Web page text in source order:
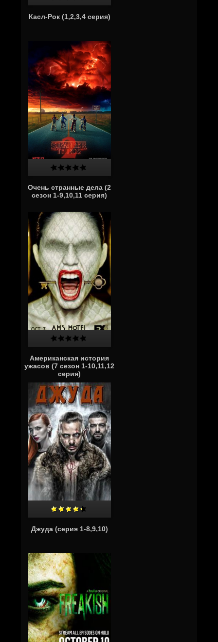
Касл-Рок (1,2,3,4 серия)
Очень странные дела (2
сезон 1-9,10,11 серия)
Американская история
ужасов (7 сезон 1-10,11,12
серия)
Джуда (серия 1-8,9,10)